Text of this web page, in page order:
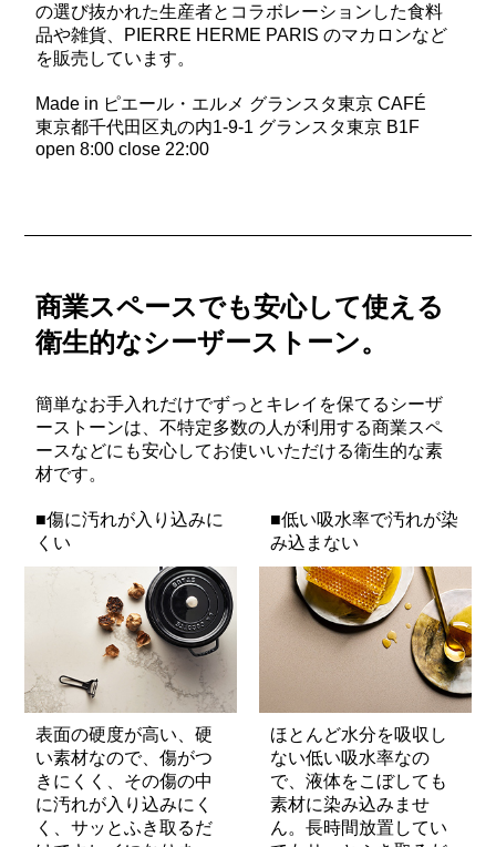
の選び抜かれた生産者とコラボレーションした食料
品や雑貨、PIERRE HERME PARIS のマカロンなど
を販売しています。
Made in ピエール・エルメ グランスタ東京 CAFÉ
東京都千代田区丸の内1-9-1 グランスタ東京 B1F
open 8:00 close 22:00
商業スペースでも安心して使える
衛生的なシーザーストーン。
簡単なお手入れだけでずっとキレイを保てるシーザ
ーストーンは、不特定多数の人が利用する商業スペ
ースなどにも安心してお使いいただける衛生的な素
材です。
■傷に汚れが入り込みに
くい
表面の硬度が高い、硬
い素材なので、傷がつ
きにくく、その傷の中
に汚れが入り込みにく
く、サッとふき取るだ
■低い吸水率で汚れが染
み込まない
ほとんど水分を吸収し
ない低い吸水率なの
で、液体をこぼしても
素材に染み込みませ
ん。長時間放置してい